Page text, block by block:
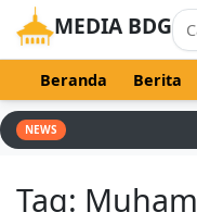
MEDIA BDG
Beranda Berita
NEWS
Tag: